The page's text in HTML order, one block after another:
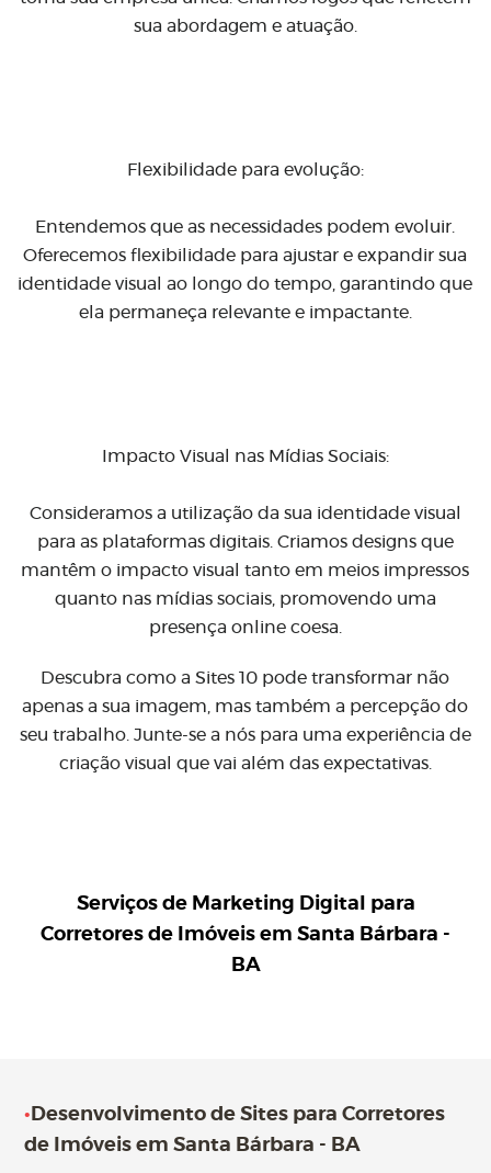
sua abordagem e atuação.
Flexibilidade para evolução:
Entendemos que as necessidades podem evoluir.
Oferecemos flexibilidade para ajustar e expandir sua
identidade visual ao longo do tempo, garantindo que
ela permaneça relevante e impactante.
Impacto Visual nas Mídias Sociais:
Consideramos a utilização da sua identidade visual
para as plataformas digitais. Criamos designs que
mantêm o impacto visual tanto em meios impressos
quanto nas mídias sociais, promovendo uma
presença online coesa.
Descubra como a Sites 10 pode transformar não
apenas a sua imagem, mas também a percepção do
seu trabalho. Junte-se a nós para uma experiência de
criação visual que vai além das expectativas.
Serviços de Marketing Digital para
Corretores de Imóveis em Santa Bárbara -
BA
• Desenvolvimento de Sites para Corretores
de Imóveis em Santa Bárbara - BA